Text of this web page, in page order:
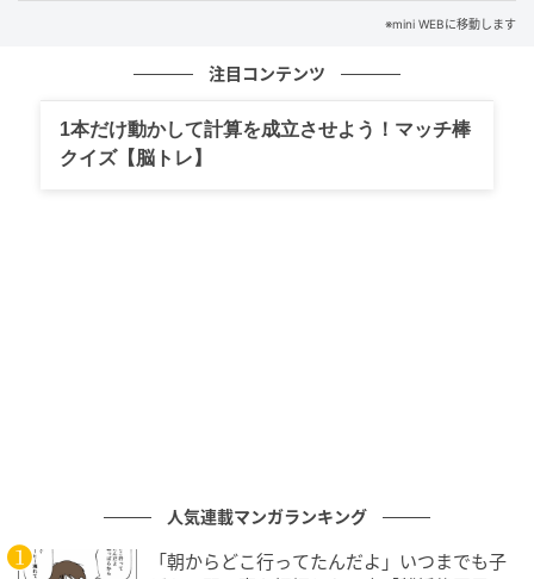
「ちょうどええ塩梅でな」
2026年は「調和」が重要なキーワードとなる時期。
※mini WEBに移動します
注目コンテンツ
1本だけ動かして計算を成立させよう！マッチ棒
クイズ【脳トレ】
人気連載マンガランキング
「朝からどこ行ってたんだよ」いつまでも子